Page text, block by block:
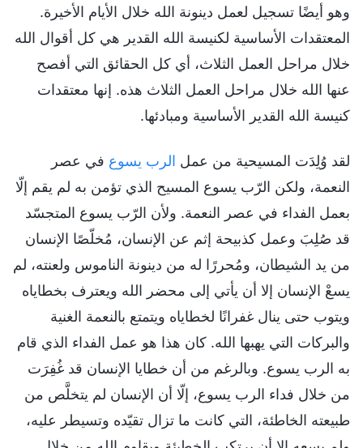
وهو أيضًا تسجيل لعمل دينونة الله خلال الأيام الأخيرة.
المعتقدات الأساسية لكنيسة الله القدير هي كل أقوال الله
خلال مراحل العمل الثلاث، أي كل الحقائق التي أفصح
عنها الله خلال مراحل العمل الثلاث هذه. إنها معتقدات
كنيسة الله القدير الأساسية ومبادئها.
لقد وُلِدَت المسيحية من عمل الرب يسوع في عصر
النعمة، ولكن الرّب يسوع المسيح الذي تؤمن به لم يقم إلّا
بعمل الفداء في عصر النعمة. ولأن الرّب يسوع المتجسّد
قد صُلِبَ وعمل كذبيحة إثم عن الإنسان، مُخلّصًا الإنسان
من يد الشيطان، ومُحررًا له من دينونة الناموس ولعنته، لم
يسعْ الإنسان إلا أن يأتي إلى محضر الله ويعترف بخطاياه
ويتوب حتى ينال غفرانًا لخطاياه ويتمتع بالنعمة الغنية
والبركات التي يهبها الله. كان هذا هو عمل الفداء الذي قام
به الرب يسوع. وبالرغم من أن خطايا الإنسان قد غُفِرَت
من خلال فداء الرب يسوع، إلّا أن الإنسان لم يتخلَّص من
طبيعته الخاطئة، التي كانت ما تزال تقيّده وتسيطر عليه،